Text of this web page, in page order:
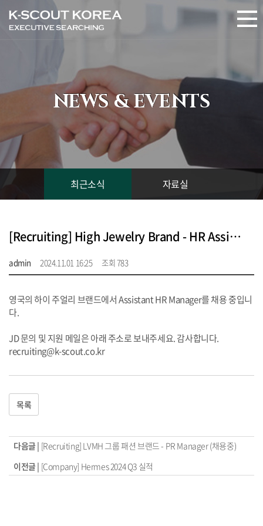
NEWS & EVENTS
최근소식 자료실
[Recruiting] High Jewelry Brand - HR Assistant Manager (마감)
admin 2024.11.01 16:25 조회 783
영국의 하이 주얼리 브랜드에서 Assistant HR Manager를 채용 중입니
다.
JD 문의 및 지원 메일은 아래 주소로 보내주세요. 감사합니다.
recruiting@k-scout.co.kr
목록
다음글 | [Recruiting] LVMH 그룹 패션 브랜드 - PR Manager (채용중)
이전글 | [Company] Hermes 2024 Q3 실적